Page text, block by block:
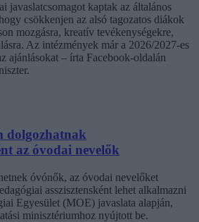
javaslatcsomagot kaptak az általános
csökkenjen az alsó tagozatos diákok
mozgásra, kreatív tevékenységekre,
Az intézmények már a 2026/2027-es
ajánlásokat – írta Facebook-oldalán
dolgozhatnak
az óvodai nevelők
óvónők, az óvodai nevelőket
asszisztensként lehet alkalmazni
Egyesület (MOE) javaslata alapján,
minisztériumhoz nyújtott be.